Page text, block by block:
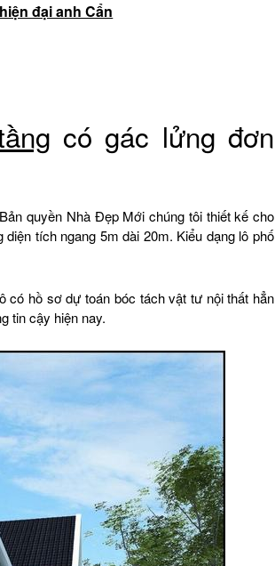
đại anh Cẩn
có gác lửng đơn
quyền Nhà Đẹp Mới chúng tôi thiết kế cho
tích ngang 5m dài 20m. Kiểu dạng lô phố
có hồ sơ dự toán bóc tách vật tư nội thất hẳn
tin cậy hiện nay.